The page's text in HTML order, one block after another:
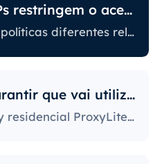
Como é que os ISPs restringem o acesso à Internet?
Os ISPs também têm políticas diferentes relacionadas com a restrição de determinadas atividades online. Alguns bloqueiam determinados sites, o que pode ser um grande problema para os utilizadores de proxy. Aqueles com as políticas mais rigorosas bloqueiam o acesso a plataformas de redes sociais, sites de notícias e muito mais. O bloqueio de portas específicas é também uma prática bastante popular, limitando severamente o acesso e a utilização da internet pelos utilizadores.
Como podemos garantir que vai utilizar IPs?
A nossa pool de proxy residencial ProxyLite oferece inúmeros proxies, para que os nossos clientes não tenham de se preocupar com períodos de inatividade e bloqueios de IP. Pode aceder aos dados necessários com servidores proxy nos locais que trabalham com este fornecedor.